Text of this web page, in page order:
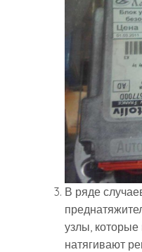
В ряде
узлы,
натягивают